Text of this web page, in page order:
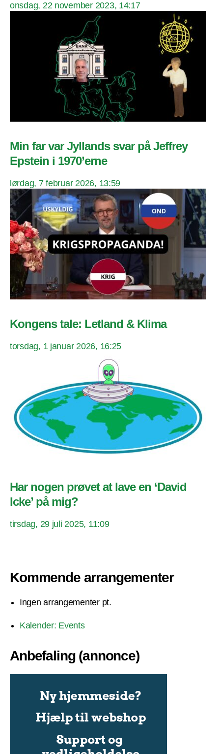
onsdag, 22 november 2023, 14:17
Min far var Jyllands svar på Jeffrey
Epstein i 1970’erne
lørdag, 7 februar 2026, 13:59
Kongens tale: Letland & Klima
torsdag, 1 januar 2026, 16:25
Har nogen prøvet at lave en ‘David
Icke’ på mig?
tirsdag, 29 juli 2025, 11:09
Kommende arrangementer
Ingen arrangementer pt.
Kalender: Events
Anbefaling (annonce)